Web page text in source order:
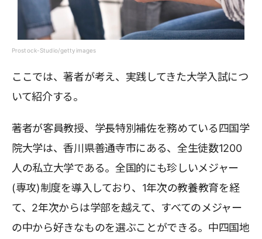
Prostock-Studio/gettyimages
ここでは、著者が考え、実践してきた大学入試につ
いて紹介する。
著者が客員教授、学長特別補佐を務めている四国学
院大学は、香川県善通寺市にある、全生徒数1200
人の私立大学である。全国的にも珍しいメジャー
(専攻)制度を導入しており、1年次の教養教育を経
て、2年次からは学部を越えて、すべてのメジャー
の中から好きなものを選ぶことができる。中四国地